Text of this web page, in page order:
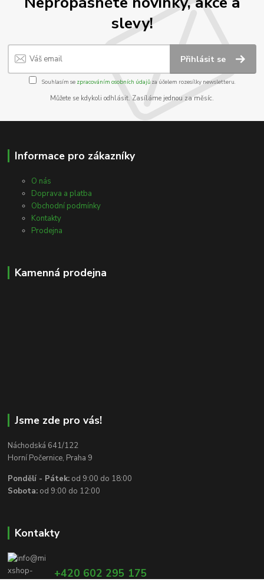
slevy!
Přihlásit se
Souhlasím se zpracováním osobních údajůza účelem rozesílky newsletteru.
Můžete se kdykoli odhlásit. Zasíláme jednou za měsíc.
Informace pro zákazníky
O nás
Doprava a platba
Obchodní podmínky
Kontakty
Prodejna
Kamenná prodejna
Jsme zde pro vás!
Náchodská 641/122
Horní Počernice, Praha 9
Pondělí - Pátek: od 9:00 do 18:00
Sobota: od 9:00 do 12:00
Kontakty
+420 602 295 175